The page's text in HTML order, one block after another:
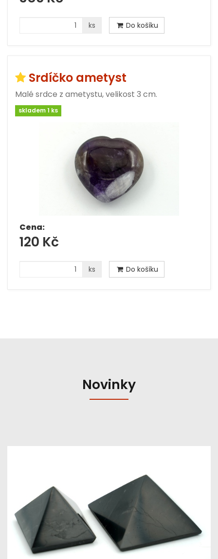
ks Do košíku
Srdíčko ametyst
Malé srdce z ametystu, velikost 3 cm.
skladem 1 ks
Cena:
120 Kč
ks Do košíku
Novinky